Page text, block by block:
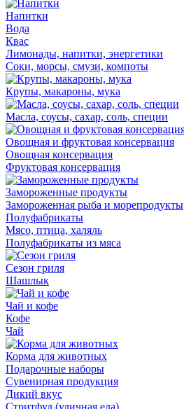
Напитки
Вода
Квас
Лимонады, напитки, энергетики
Соки, морсы, смузи, компоты
Крупы, макароны, мука
Масла, соусы, сахар, соль, специи
Овощная и фруктовая консервация
Овощная консервация
Фруктовая консервация
Замороженные продукты
Замороженная рыба и морепродукты
Полуфабрикаты
Мясо, птица, халяль
Полуфабрикаты из мяса
Сезон гриля
Шашлык
Чай и кофе
Кофе
Чай
Корма для животных
Подарочные наборы
Сувенирная продукция
Дикий вкус
Стритфуд (уличная еда)